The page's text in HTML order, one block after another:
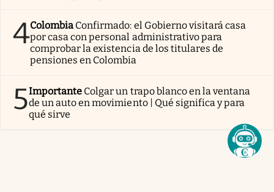
4Colombia Confirmado: el Gobierno visitará casa
por casa con personal administrativo para
comprobar la existencia de los titulares de
pensiones en Colombia
5Importante Colgar un trapo blanco en la ventana
de un auto en movimiento | Qué significa y para
qué sirve